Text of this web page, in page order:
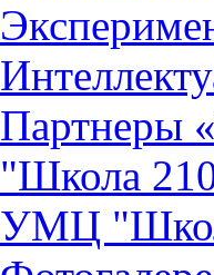
Партнеры
"Школа
УМЦ